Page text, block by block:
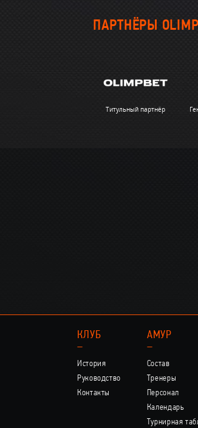
ПАРТНЁРЫ
Титульный партнёр
КЛУБ
–
История
Руководство
Контакты
АМУР
–
Состав
Тренеры
Персонал
Календарь
Турнирная